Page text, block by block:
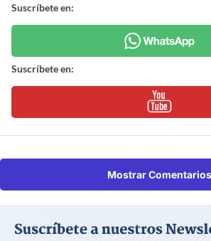
Suscríbete en:
Suscríbete en:
Mostrar Comentarios